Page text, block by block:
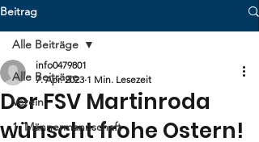
Beitrag
Alle Beiträge
Verein
1. Männermannschaft
Alle Beiträge
Der FSV Martinroda
wünscht frohe Ostern!
info0479801
7. Apr. 2023 1 Min. Lesezeit